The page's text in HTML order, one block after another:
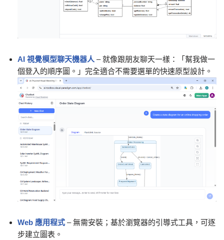
AI 視覺模型聊天機器人 – 就像跟朋友聊天一樣：「幫我做一
個登入的順序圖。」完全適合不需要選單的快速原型設計。
Web 應用程式 – 無需安裝；基於瀏覽器的引導式工具，可逐
步建立圖表。